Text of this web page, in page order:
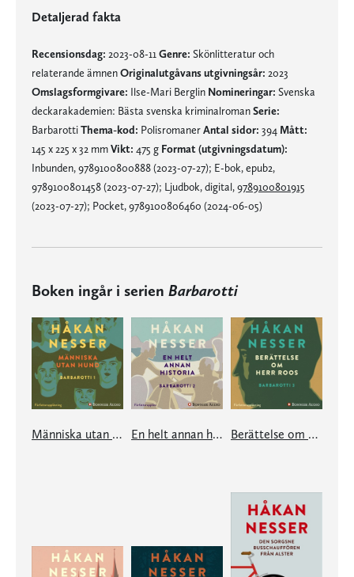
Detaljerad fakta
Recensionsdag: 2023-08-11Genre: Skönlitteratur och
relaterande ämnenOriginalutgåvans utgivningsår: 2023
Omslagsformgivare: Ilse-Mari Berglin Nomineringar: Svenska
deckarakademien: Bästa svenska kriminalromanSerie:
BarbarottiThema-kod: PolisromanerAntal sidor: 394 Mått:
145 x 225 x 32 mmVikt: 475 g Format (utgivningsdatum):
Inbunden, 9789100800888 (2023-07-27); E-bok, epub2,
9789100801458 (2023-07-27); Ljudbok, digital,9789100801915
(2023-07-27); Pocket, 9789100806460 (2024-06-05)
Boken ingår i serien Barbarotti
Människa utan hund En helt annan historia Berättelse om herr Roos